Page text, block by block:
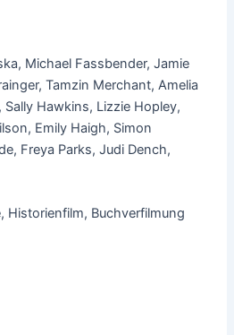
Michael Fassbender, Jamie
Tamzin Merchant, Amelia
Hawkins, Lizzie Hopley,
Emily Haigh, Simon
Freya Parks, Judi Dench,
Historienfilm, Buchverfilmung